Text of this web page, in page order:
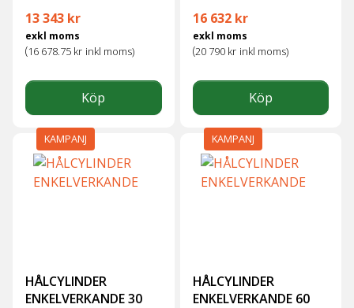
13 343 kr
exkl moms
(16 678.75 kr inkl moms)
Köp
16 632 kr
exkl moms
(20 790 kr inkl moms)
Köp
KAMPANJ
HÅLCYLINDER
ENKELVERKANDE 30
KAMPANJ
HÅLCYLINDER
ENKELVERKANDE 60